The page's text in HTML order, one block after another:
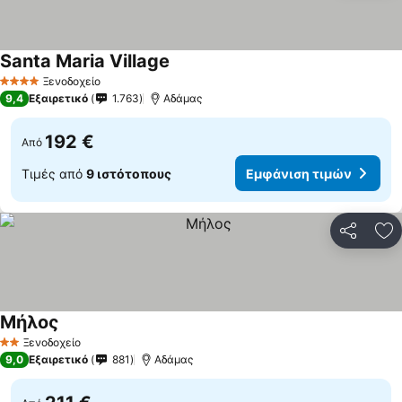
4 ΑστέριαΞενοδοχείο
Santa Maria Village
9,4 Εξαιρετικό 1.763 Αδάμας
Από 192 €
Τιμές από 9 ιστότοπους Εμφάνιση τιμών
2 ΑστέριαΞενοδοχείο
Μήλος
9,0 Εξαιρετικό 881 Αδάμας